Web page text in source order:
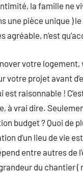
la famille ne
une pièce unique )
agréable, n’est
votre logement,
votre projet avant
est raisonnable !
à vrai dire.
budget ? Quoi de
d’un lieu de vie
entre autres de
du chantier (